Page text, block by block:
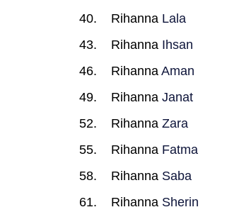
Rihanna Lala
Rihanna Ihsan
Rihanna Aman
Rihanna Janat
Rihanna Zara
Rihanna Fatma
Rihanna Saba
Rihanna Sherin